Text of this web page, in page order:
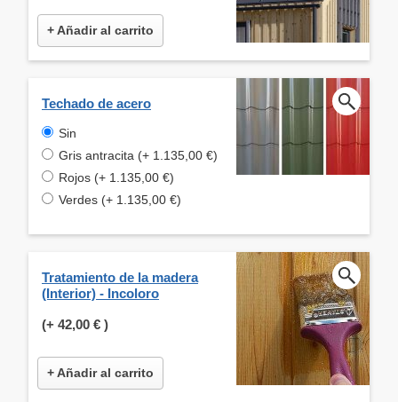
+ Añadir al carrito
Techado de acero
Sin
Gris antracita (+ 1.135,00 €)
Rojos (+ 1.135,00 €)
Verdes (+ 1.135,00 €)
Tratamiento de la madera
(Interior) - Incoloro
(+ 42,00 € )
+ Añadir al carrito